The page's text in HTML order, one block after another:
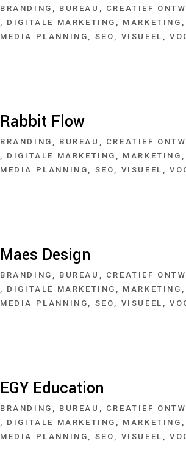
BRANDING BUREAU CREATIEF
DIGITALE MARKETING
MARKETING
MEDIA PLANNING
SEO VISUEEL
Rabbit Flow
BRANDING BUREAU CREATIEF
DIGITALE MARKETING
MARKETING
MEDIA PLANNING
SEO VISUEEL
Maes Design
BRANDING BUREAU CREATIEF
DIGITALE MARKETING
MARKETING
MEDIA PLANNING
SEO VISUEEL
EGY Education
BRANDING BUREAU CREATIEF
DIGITALE MARKETING
MARKETING
MEDIA PLANNING
SEO VISUEEL